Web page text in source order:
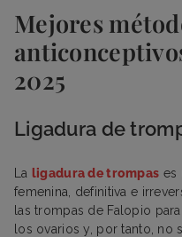
Mejores
2025
Ligadura de
La ligadura de trompas es
femenina, definitiva e
las trompas de Falopio
los ovarios y, por tanto, no